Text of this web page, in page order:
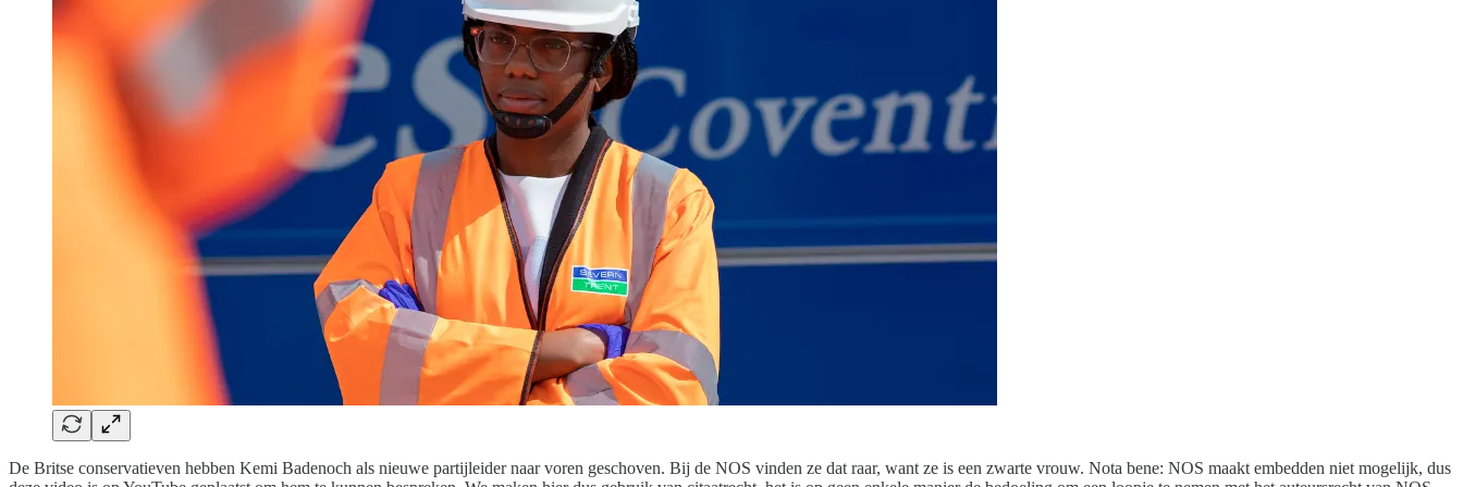
De Britse conservatieven hebben Kemi Badenoch als nieuwe partijleider naar voren geschoven. Bij de NOS vinden ze dat raar, want ze is een zwarte vrouw. Nota bene: NOS maakt embedden niet mogelijk, dus